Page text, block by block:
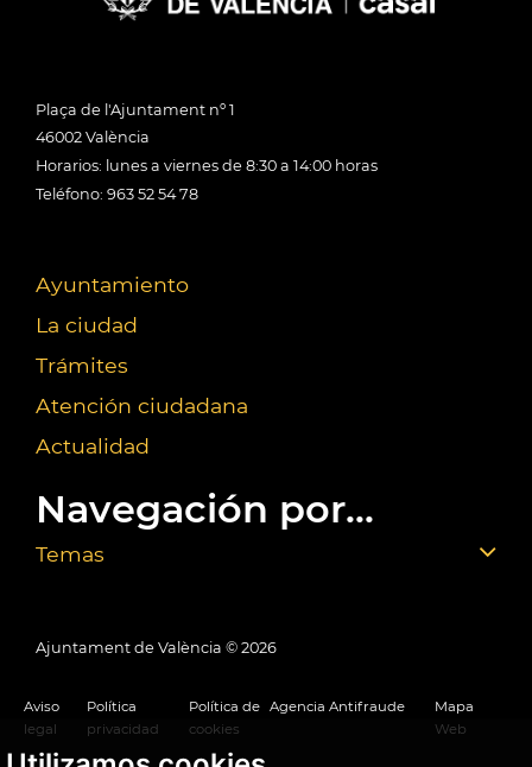
Plaça de l'Ajuntament nº 1
46002 València
Horarios: lunes a viernes de 8:30 a 14:00 horas
Teléfono: 963 52 54 78
Ayuntamiento
La ciudad
Trámites
Atención ciudadana
Actualidad
Navegación por...
Temas
Ajuntament de València © 2026
Aviso
legal
Política
privacidad
Política de
cookies
Agencia Antifraude
Mapa
Web